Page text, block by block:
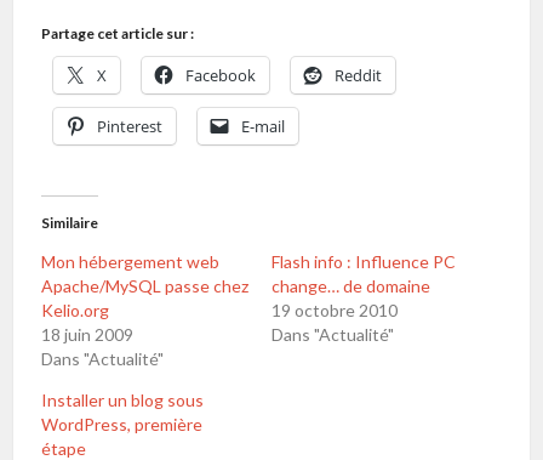
Partage cet article sur :
X Facebook Reddit
Pinterest E-mail
Similaire
Mon hébergement web
Apache/MySQL passe chez
Kelio.org
18 juin 2009
Dans "Actualité"
Flash info : Influence PC
change… de domaine
19 octobre 2010
Dans "Actualité"
Installer un blog sous
WordPress, première
étape